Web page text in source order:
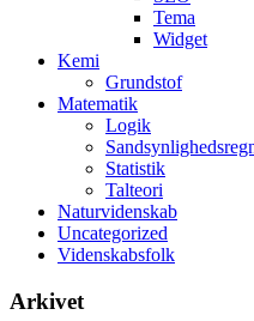
Tema
Widget
Kemi
Grundstof
Matematik
Logik
Statistik
Talteori
Naturvidenskab
Uncategorized
Videnskabsfolk
Arkivet